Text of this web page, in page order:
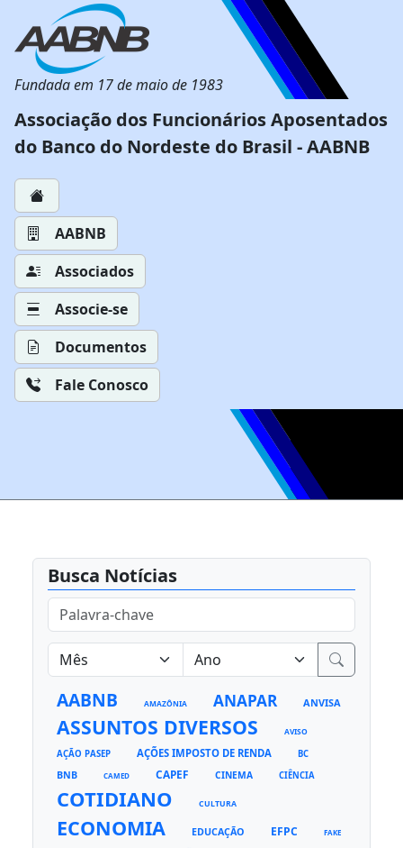
Fundada em 17 de maio de 1983
Associação dos Funcionários Aposentados
do Banco do Nordeste do Brasil - AABNB
AABNB
Associados
Associe-se
Documentos
Fale Conosco
Busca Notícias
AABNB AMAZÔNIA ANAPAR ANVISA
ASSUNTOS DIVERSOS AVISO
AÇÃO PASEP AÇÕES IMPOSTO DE RENDA BC
BNB CAMED CAPEF CINEMA CIÊNCIA
COTIDIANO CULTURA
ECONOMIA EDUCAÇÃO EFPC FAKE